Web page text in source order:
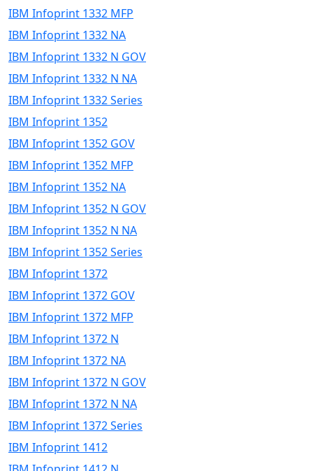
IBM Infoprint 1332 MFP
IBM Infoprint 1332 NA
IBM Infoprint 1332 N GOV
IBM Infoprint 1332 N NA
IBM Infoprint 1332 Series
IBM Infoprint 1352
IBM Infoprint 1352 GOV
IBM Infoprint 1352 MFP
IBM Infoprint 1352 NA
IBM Infoprint 1352 N GOV
IBM Infoprint 1352 N NA
IBM Infoprint 1352 Series
IBM Infoprint 1372
IBM Infoprint 1372 GOV
IBM Infoprint 1372 MFP
IBM Infoprint 1372 N
IBM Infoprint 1372 NA
IBM Infoprint 1372 N GOV
IBM Infoprint 1372 N NA
IBM Infoprint 1372 Series
IBM Infoprint 1412